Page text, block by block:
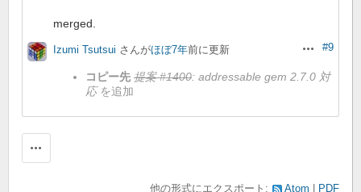
merged.
操作#9
Izumi Tsutsui さんがほぼ7年前に更新
コピー先 提案 #1400: addressable gem 2.7.0 対
応を追加
他の形式にエクスポート: Atom PDF